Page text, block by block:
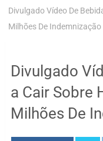
Divulgado Vídeo De
Milhões De Indemnização
Divulgado
a Cair Sobre
Milhões De